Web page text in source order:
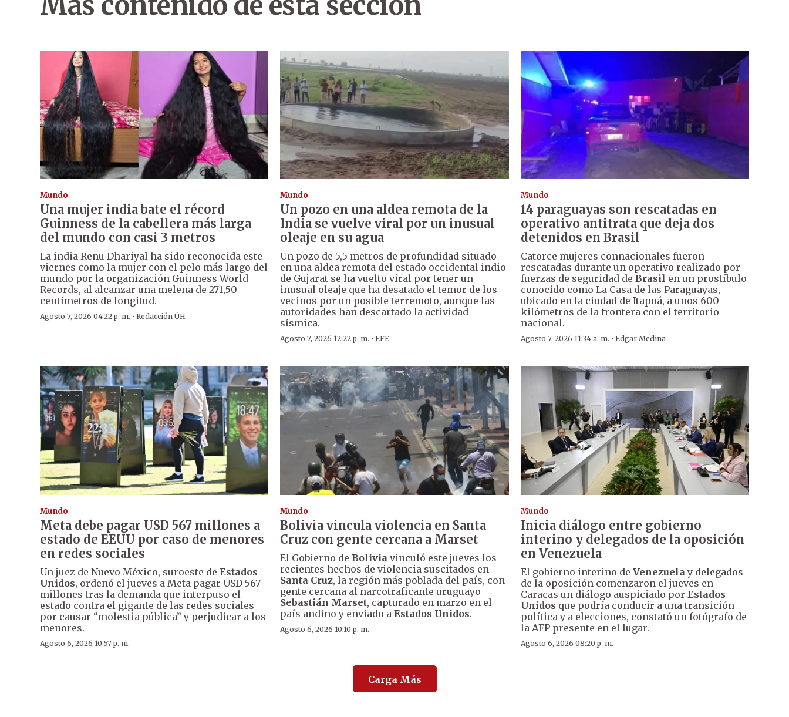
Mundo
Una mujer india bate el récord
Guinness de la cabellera más larga
del mundo con casi 3 metros
La india Renu Dhariyal ha sido reconocida este
viernes como la mujer con el pelo más largo del
mundo por la organización Guinness World
Records, al alcanzar una melena de 271,50
centímetros de longitud.
Agosto 7, 2026 04:22 p. m. · Redacción ÚH
Mundo
Un pozo en una aldea remota de la
India se vuelve viral por un inusual
oleaje en su agua
Un pozo de 5,5 metros de profundidad situado
en una aldea remota del estado occidental indio
de Gujarat se ha vuelto viral por tener un
inusual oleaje que ha desatado el temor de los
vecinos por un posible terremoto, aunque las
autoridades han descartado la actividad
sísmica.
Agosto 7, 2026 12:22 p. m. ·EFE
Mundo
14 paraguayas son rescatadas en
operativo antitrata que deja dos
detenidos en Brasil
Catorce mujeres connacionales fueron
rescatadas durante un operativo realizado por
fuerzas de seguridad de Brasil en un prostíbulo
conocido como La Casa de las Paraguayas,
ubicado en la ciudad de Itapoá, a unos 600
kilómetros de la frontera con el territorio
nacional.
Agosto 7, 2026 11:34 a. m. · Edgar Medina
Mundo
Meta debe pagar USD 567 millones a
estado de EEUU por caso de menores
en redes sociales
Un juez de Nuevo México, suroeste de Estados
Unidos, ordenó el jueves a Meta pagar USD 567
millones tras la demanda que interpuso el
estado contra el gigante de las redes sociales
por causar “molestia pública” y perjudicar a los
menores.
Agosto 6, 2026 10:57 p. m.
Mundo
Bolivia vincula violencia en Santa
Cruz con gente cercana a Marset
El Gobierno deBolivia vinculó este jueves los
recientes hechos de violencia suscitados en
Santa Cruz, la región más poblada del país, con
gente cercana al narcotraficante uruguayo
Sebastián Marset, capturado en marzo en el
país andino y enviado aEstados Unidos.
Agosto 6, 2026 10:10 p. m.
Mundo
Inicia diálogo entre gobierno
interino y delegados de la oposición
en Venezuela
El gobierno interino de Venezuela y delegados
de la oposición comenzaron el jueves en
Caracas un diálogo auspiciado por Estados
Unidos que podría conducir a una transición
política y a elecciones, constató un fotógrafo de
la AFP presente en el lugar.
Agosto 6, 2026 08:20 p. m.
Carga Más